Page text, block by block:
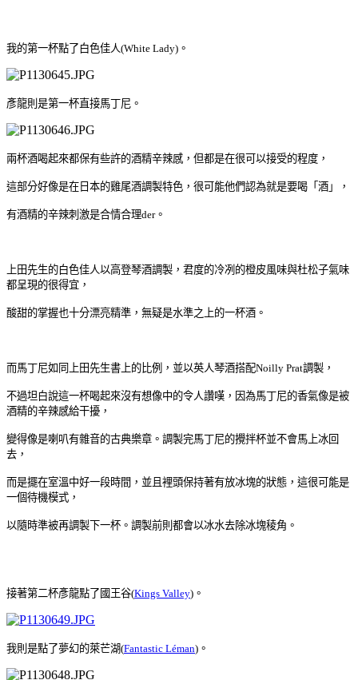
我的第一杯點了白色佳人(White Lady)。
彥龍則是第一杯直接馬丁尼。
兩杯酒喝起來都保有些許的酒精辛辣感，但都是在很可以接受的程度，
這部分好像是在日本的雞尾酒調製特色，很可能他們認為就是要喝「酒」，
有酒精的辛辣刺激是合情合理der。
上田先生的白色佳人以高登琴酒調製，君度的冷冽的橙皮風味與杜松子氣味
都呈現的很得宜 ，
酸甜的掌握也十分漂亮精準，無疑是水準之上的一杯酒。
而馬丁尼如同上田先生書上的比例，並以英人琴酒搭配Noilly Prat調製，
不過坦白說這一杯喝起來沒有想像中的令人讚嘆，因為馬丁尼的香氣像是被
酒精的辛辣感給干擾，
變得像是喇叭有雜音的古典樂章。調製完馬丁尼的攪拌杯並不會馬上冰回
去，
而是擺在室溫中好一段時間， 並且裡頭保持著有放冰塊的狀態， 這很可能是
一個待機模式，
以隨時準被再調製下一杯。調製前則都會以冰水去除冰塊稜角。
接著第二杯彥龍點了國王谷(Kings Valley)。
我則是點了夢幻的萊芒湖(Fantastic Léman) 。